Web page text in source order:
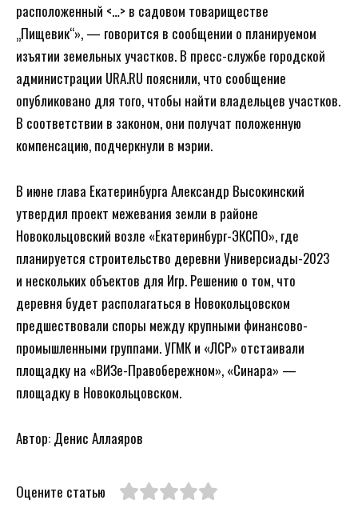
расположенный <…> в садовом товариществе
„Пищевик“», — говорится в сообщении о планируемом
изъятии земельных участков. В пресс-службе городской
администрации URA.RU пояснили, что сообщение
опубликовано для того, чтобы найти владельцев участков.
В соответствии в законом, они получат положенную
компенсацию, подчеркнули в мэрии.
В июне глава Екатеринбурга Александр Высокинский
утвердил проект межевания земли в районе
Новокольцовский возле «Екатеринбург-ЭКСПО», где
планируется строительство деревни Универсиады-2023
и нескольких объектов для Игр. Решению о том, что
деревня будет располагаться в Новокольцовском
предшествовали споры между крупными финансово-
промышленными группами. УГМК и «ЛСР» отстаивали
площадку на «ВИЗе-Правобережном», «Синара» —
площадку в Новокольцовском.
Автор: Денис Аллаяров
Оцените статью